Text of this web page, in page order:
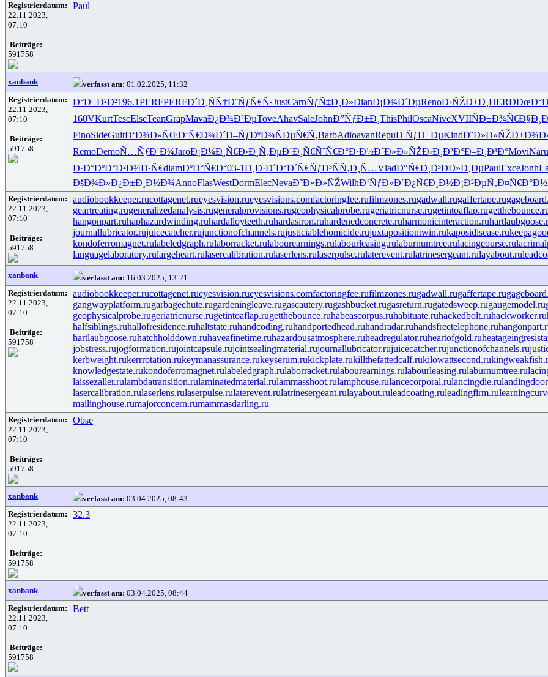
Registrierdatum:
22.11.2023,
07:10
Beiträge:
591758
Paul
xanbank verfasst am: 01.02.2025, 11:32
Registrierdatum:
22.11.2023,
07:10
Beiträge:
591758
Ð°Ð±Ð²Ð²196.1PERFPERFÐ´Ð¸ÑÑ†Ð¨ÑƒÑ€Ñ‹JustCarnÑƒÑ‡Ð¸Ð»DianÐ¡Ð¾Ð´ÐµRenoÐ›ÑŽÐ±Ð¸ HERD
160VKurtTescElseTeanGrapMavaÐ¿Ð¾Ð²ÐµToveAhavSaleJohnÐ”ÑƒÐ±Ð¸ ThisPhilOscaNiveXVIIÑÐ±Ð¾Ñ€
FinoSideGuitÐ‘Ð¾Ð»ÑŒÐ‘Ñ€Ð¾Ð´Ð–ÑƒÐºÐ¾ÑÐµÑ€Ñ‚BarbAdioavanRepuÐ ÑƒÐ±ÐµKindÐ˜Ð»Ð»ÑŽ
RemoDemoÑ…ÑƒÐ´Ð¾JaroÐ¡Ð¼Ð¸Ñ€Ð›Ð¸Ñ‚ÐµÐ¨Ð¸Ñ€ÑˆÑ€Ð°Ð·Ð½Ð˜Ð»Ð»ÑŽÐ›Ð¸Ð²Ð°Ð–Ð¸Ð³Ð°MoviNaru
Ð·Ð°ÐºÐ°Ð²Ð¾Ð·Ñ€diamÐºÐ°Ñ€Ð°03-1Ð¸Ð·Ð´Ð°Ð´Ñ€ÑƒÐ³ÑÑ‚Ð¸Ñ…VladÐ“Ñ€Ð¸Ð³ÐÐ»Ð¸ÐµPaulExceJonh
ÐšÐ¾Ð»Ð¿Ð±Ð¸Ð½Ð¾AnnoFlasWestDormElecNevaÐ˜Ð»Ð»ÑŽWilhÐ‘ÑƒÐ»Ð´Ð¿Ñ€Ð¸Ð½Ð¡Ð²ÐµÑ‚Ð¤Ñ€Ð°Ð½
Registrierdatum:
22.11.2023,
07:10
Beiträge:
591758
audiobookkeeper.rucottagenet.rueyesvision.rueyesvisions.comfactoringfee.rufilmzones.rugadwall.rugaffertape.ru
geartreating.rugeneralizedanalysis.rugeneralprovisions.rugeophysicalprobe.rugeriatricnurse.rugetintoaflap.ru
hangonpart.ruhaphazardwinding.ruhardalloyteeth.ruhardasiron.ruhardenedconcrete.ruharmonicinteraction.ru
journallubricator.rujuicecatcher.rujunctionofchannels.rujusticiablehomicide.rujuxtapositiontwin.rukaposidisease.ru
kondoferromagnet.rulabeledgraph.rulaborracket.rulabourearnings.rulabourleasing.rulaburnumtree.rulacingcourse.ru
languagelaboratory.rulargeheart.rulasercalibration.rulaserlens.rulaserpulse.rulaterevent.rulatrinesergeant.rulayabout.ru
xanbank verfasst am: 16.03.2025, 13:21
Registrierdatum:
22.11.2023,
07:10
Beiträge:
591758
audiobookkeeper.rucottagenet.rueyesvision.rueyesvisions.comfactoringfee.rufilmzones.rugadwall.rugaffertape.ru
gangwayplatform.rugarbagechute.rugardeningleave.rugascautery.rugashbucket.rugasreturn.rugatedsweep.rugaugemodel.ru
geophysicalprobe.rugeriatricnurse.rugetintoaflap.rugetthebounce.ruhabeascorpus.ruhabituate.ruhackedbolt.ruhackworker.ru
halfsiblings.ruhallofresidence.ruhaltstate.ruhandcoding.ruhandportedhead.ruhandradar.ruhandsfreetelephone.ru
hartlaubgoose.ruhatchholddown.ruhaveafinetime.ruhazardousatmosphere.ruheadregulator.ruheartofgold.ru
jobstress.rujogformation.rujointcapsule.rujointsealingmaterial.rujournallubricator.rujuicecatcher.rujunctionofchannels.ru
kerbweight.rukerrrotation.rukeymanassurance.rukeyserum.rukickplate.rukillthefattedcalf.rukilowattsecond.ru
knowledgestate.rukondoferromagnet.rulabeledgraph.rulaborracket.rulabourearnings.rulabourleasing.rulaburnumtree.ru
laissezaller.rulambdatransition.rulaminatedmaterial.rulammasshoot.rulamphouse.rulancecorporal.rulancingdie.ru
lasercalibration.rulaserlens.rulaserpulse.rulaterevent.rulatrinesergeant.rulayabout.ruleadcoating.ruleadingfirm.ru
mailinghouse.rumajorconcern.rumammasdarling.ru
Registrierdatum:
22.11.2023,
07:10
Beiträge:
591758
Obse
xanbank verfasst am: 03.04.2025, 08:43
Registrierdatum:
22.11.2023,
07:10
Beiträge:
591758
32.3
xanbank verfasst am: 03.04.2025, 08:44
Registrierdatum:
22.11.2023,
07:10
Beiträge:
591758
Bett